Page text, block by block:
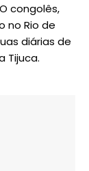
congolês,
no Rio de
diárias de
Tijuca.